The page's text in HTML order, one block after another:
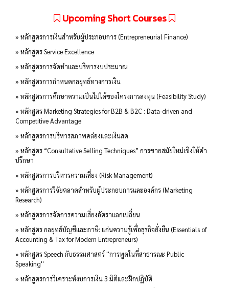
Upcoming Short Courses
» หลักสูตรการเงินสำหรับผู้ประกอบการ (Entrepreneurial Finance)
» หลักสูตร Service Excellence
» หลักสูตรการจัดทำและบริหารงบประมาณ
» หลักสูตรการกำหนดกลยุทธ์ทางการเงิน
» หลักสูตรการศึกษาความเป็นไปได้ของโครงการลงทุน (Feasibility Study)
» หลักสูตร Marketing Strategies for B2B & B2C : Data-driven and
Competitive Advantage
» หลักสูตรการบริหารสภาพคล่องและเงินสด
» หลักสูตร “Consultative Selling Techniques” การขายสมัยใหม่เชิงให้คำ
ปรึกษา
» หลักสูตรการบริหารความเสี่ยง (Risk Management)
» หลักสูตรการวิจัยตลาดสำหรับผู้ประกอบการและองค์กร (Marketing
Research)
» หลักสูตรการจัดการความเสี่ยงอัตราแลกเปลี่ยน
» หลักสูตร กลยุทธ์บัญชีและภาษี: แก่นความรู้เพื่อธุรกิจยั่งยืน (Essentials of
Accounting & Tax for Modern Entrepreneurs)
» หลักสูตร Speech กับธรรมศาสตร์ ''การพูดในที่สาธารณะ Public
Speaking''
» หลักสูตรการวิเคราะห์งบการเงิน 3 มิติและฝึกปฏิบัติ